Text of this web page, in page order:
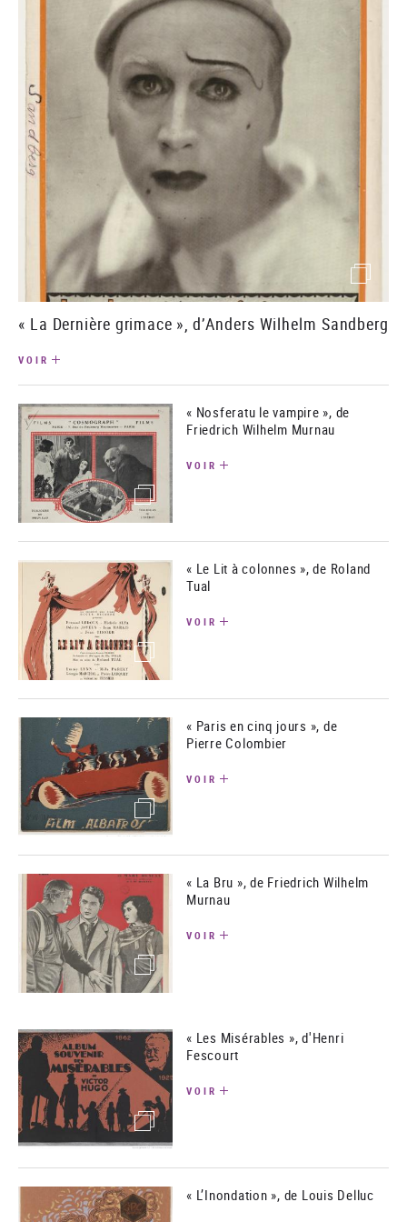
()image
« La Dernière grimace », d’Anders Wilhelm Sandberg
VOIR
(image)
« Nosferatu le vampire », de
Friedrich Wilhelm Murnau
VOIR
(image)
« Le Lit à colonnes », de Roland
Tual
VOIR
(image)
« Paris en cinq jours », de
Pierre Colombier
VOIR
(image)
« La Bru », de Friedrich Wilhelm
Murnau
VOIR
(image)
« Les Misérables », d'Henri
Fescourt
VOIR
« L’Inondation », de Louis Delluc